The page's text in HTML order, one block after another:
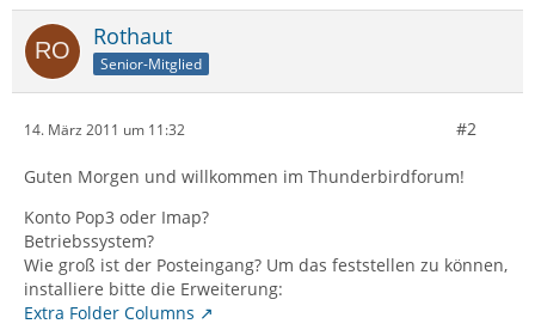
Rothaut
Senior-Mitglied
14. März 2011 um 11:32 #2
Guten Morgen und willkommen im Thunderbirdforum!
Konto Pop3 oder Imap?
Betriebssystem?
Wie groß ist der Posteingang? Um das feststellen zu können,
installiere bitte die Erweiterung:
Extra Folder Columns